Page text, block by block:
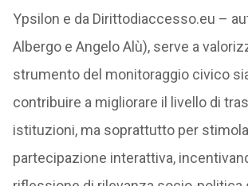
Ypsilon e da Dirittodiaccesso.eu –
Albergo e Angelo Alù), serve a
strumento del monitoraggio civico
contribuire a migliorare il livello di
istituzioni, ma soprattutto per
partecipazione interattiva,